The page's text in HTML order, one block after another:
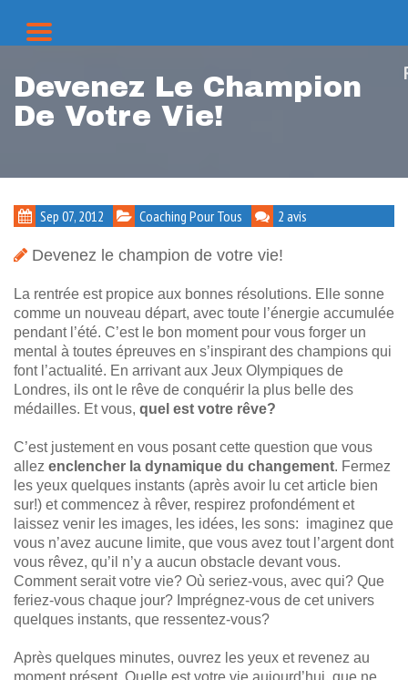
Devenez Le Champion
De Votre Vie!
Sep 07, 2012 Coaching Pour Tous 2 avis
Devenez le champion de votre vie!
La rentrée est propice aux bonnes résolutions. Elle sonne
comme un nouveau départ, avec toute l’énergie accumulée
pendant l’été. C’est le bon moment pour vous forger un
mental à toutes épreuves en s’inspirant des champions qui
font l’actualité. En arrivant aux Jeux Olympiques de
Londres, ils ont le rêve de conquérir la plus belle des
médailles. Et vous, quel est votre rêve?
C’est justement en vous posant cette question que vous
allez enclencher la dynamique du changement. Fermez
les yeux quelques instants (après avoir lu cet article bien
sur!) et commencez à rêver, respirez profondément et
laissez venir les images, les idées, les sons: imaginez que
vous n’avez aucune limite, que vous avez tout l’argent dont
vous rêvez, qu’il n’y a aucun obstacle devant vous.
Comment serait votre vie? Où seriez-vous, avec qui? Que
feriez-vous chaque jour? Imprégnez-vous de cet univers
quelques instants, que ressentez-vous?
Après quelques minutes, ouvrez les yeux et revenez au
moment présent. Quelle est votre vie aujourd’hui, que ne